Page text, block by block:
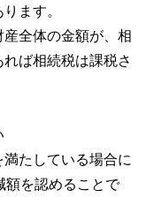
ます。
全体の金額が、相
ば相続税は課税さ
たしている場合に
額を認めることで